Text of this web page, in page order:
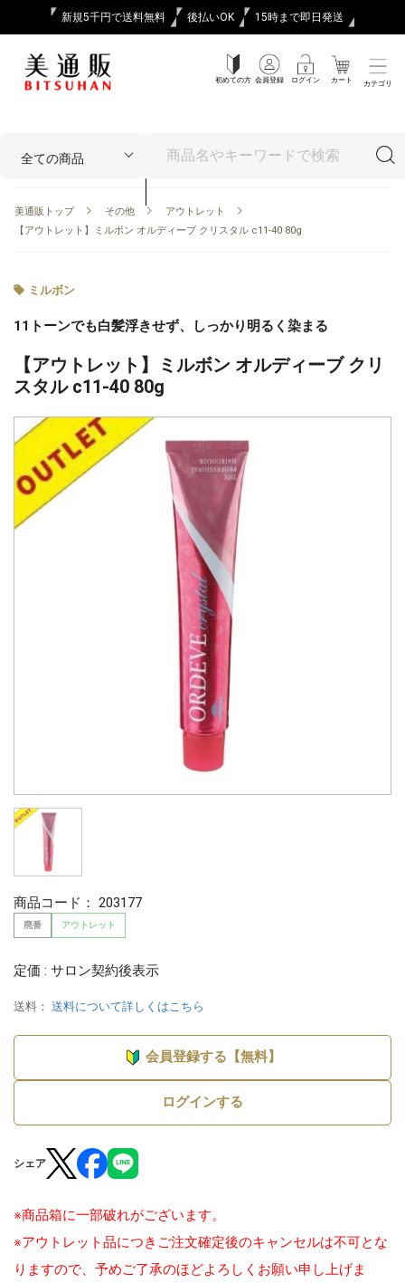
新規5千円で送料無料 後払いOK 15時まで即日発送
初めての方 会員登録 ログイン カート カテゴリ
美通販トップ その他
アウトレット
【アウトレット】ミルボン オルディーブ クリスタル c11-40 80g
ミルボン
11トーンでも白髪浮きせず、しっかり明るく染まる
【アウトレット】ミルボン オルディーブ クリ
スタル c11-40 80g
商品コード： 203177
廃番 アウトレット
定価 : サロン契約後表示
送料： 送料について詳しくはこちら
会員登録する【無料】
ログインする
シェア
※商品箱に一部破れがございます。
※アウトレット品につきご注文確定後のキャンセルは不可とな
りますので、予めご了承のほどよろしくお願い申し上げま